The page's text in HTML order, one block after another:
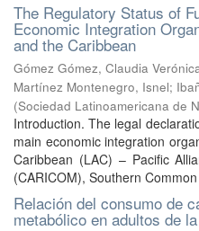
The Regulatory Status of
Economic Integration
and the Caribbean
Gómez Gómez, Claudia
Martínez Montenegro, Isnel;
(Sociedad Latinoamericana de
Introduction. The legal
main economic integration
Caribbean (LAC) – Pacific
(CARICOM), Southern
Relación del consumo de
metabólico en adultos de